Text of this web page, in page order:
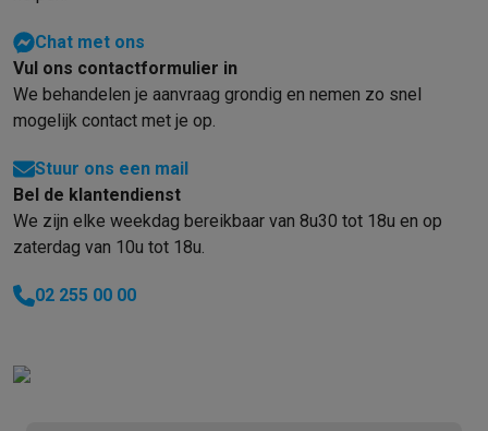
Chat met ons
Vul ons contactformulier in
We behandelen je aanvraag grondig en nemen zo snel
mogelijk contact met je op.
Stuur ons een mail
Bel de klantendienst
We zijn elke weekdag bereikbaar van 8u30 tot 18u en op
zaterdag van 10u tot 18u.
02 255 00 00